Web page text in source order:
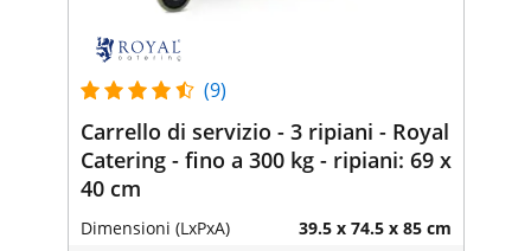
(9)
Carrello di servizio - 3 ripiani - Royal
Catering - fino a 300 kg - ripiani: 69 x
40 cm
Dimensioni (LxPxA) 39.5 x 74.5 x 85 cm